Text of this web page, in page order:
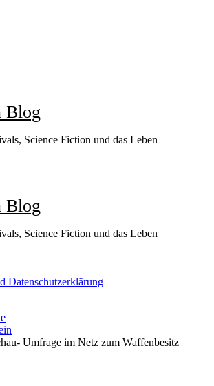
Blog
Science Fiction und das Leben
Blog
Science Fiction und das Leben
Datenschutzerklärung
Umfrage im Netz zum Waffenbesitz